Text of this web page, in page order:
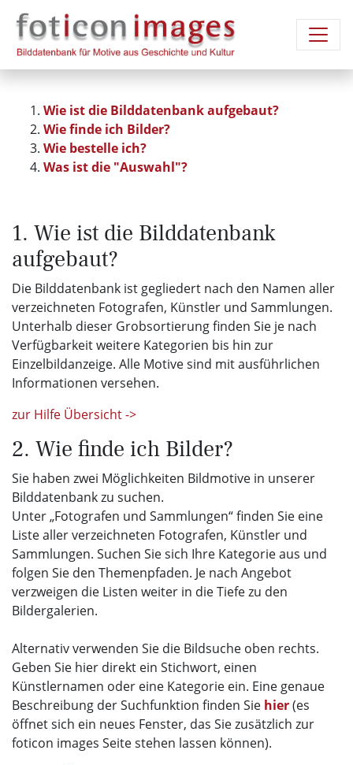
Wie ist die Bilddatenbank aufgebaut?
Wie finde ich Bilder?
Wie bestelle ich?
Was ist die "Auswahl"?
1. Wie ist die Bilddatenbank
aufgebaut?
Die Bilddatenbank ist gegliedert nach den Namen aller
verzeichneten Fotografen, Künstler und Sammlungen.
Unterhalb dieser Grobsortierung finden Sie je nach
Verfügbarkeit weitere Kategorien bis hin zur
Einzelbildanzeige. Alle Motive sind mit ausführlichen
Informationen versehen.
zur Hilfe Übersicht ->
2. Wie finde ich Bilder?
Sie haben zwei Möglichkeiten Bildmotive in unserer
Bilddatenbank zu suchen.
Unter „Fotografen und Sammlungen“ finden Sie eine
Liste aller verzeichneten Fotografen, Künstler und
Sammlungen. Suchen Sie sich Ihre Kategorie aus und
folgen Sie den Themenpfaden. Je nach Angebot
verzweigen die Listen weiter in die Tiefe zu den
Bildergalerien.
Alternativ verwenden Sie die Bildsuche oben rechts.
Geben Sie hier direkt ein Stichwort, einen
Künstlernamen oder eine Kategorie ein. Eine genaue
Beschreibung der Suchfunktion finden Sie hier(es
öffnet sich ein neues Fenster, das Sie zusätzlich zur
foticon images Seite stehen lassen können).